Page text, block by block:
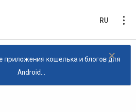
RU
×
приложения кошелька и блогов для
Android...